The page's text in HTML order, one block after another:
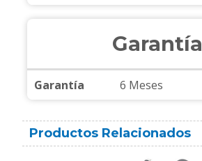
Garantía
Garantía 6 Meses
Productos Relacionados